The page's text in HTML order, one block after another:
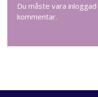
Du måste vara inloggad
kommentar.